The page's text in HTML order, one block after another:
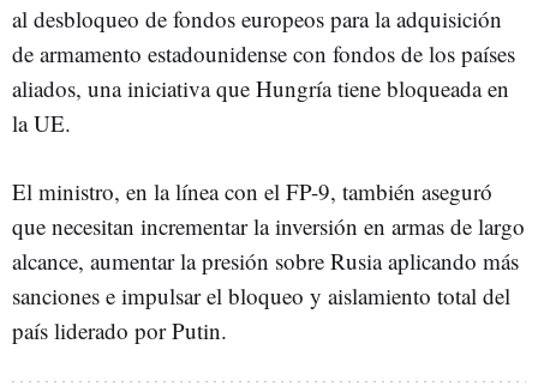
al desbloqueo de fondos europeos para la adquisición
de armamento estadounidense con fondos de los países
aliados, una iniciativa que Hungría tiene bloqueada en
la UE.
El ministro, en la línea con el FP-9, también aseguró
que necesitan incrementar la inversión en armas de largo
alcance, aumentar la presión sobre Rusia aplicando más
sanciones e impulsar el bloqueo y aislamiento total del
país liderado por Putin.